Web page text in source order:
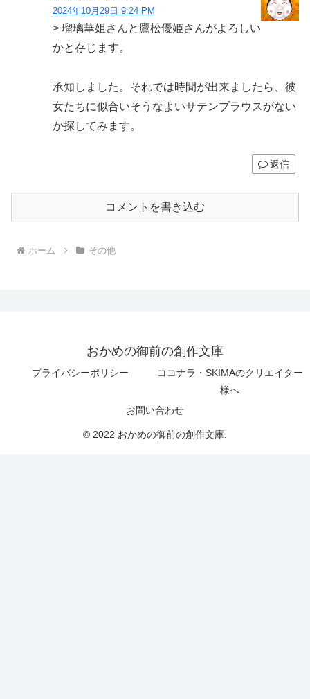
2024年10月29日 9:24 PM
> 瑠璃華姐さんと鷹松優姫さんがよろしい
かと存じます。
承知しました。それでは時間が出来ましたら、彼
女たちに似合いそうなよいサテンブラウスがない
か探してみます。
返信
コメントを書き込む
ホーム その他
おかめの御前の創作文庫
プライバシーポリシー
ココナラ・SKIMAのクリエイター
様へ
お問い合わせ
© 2022 おかめの御前の創作文庫.